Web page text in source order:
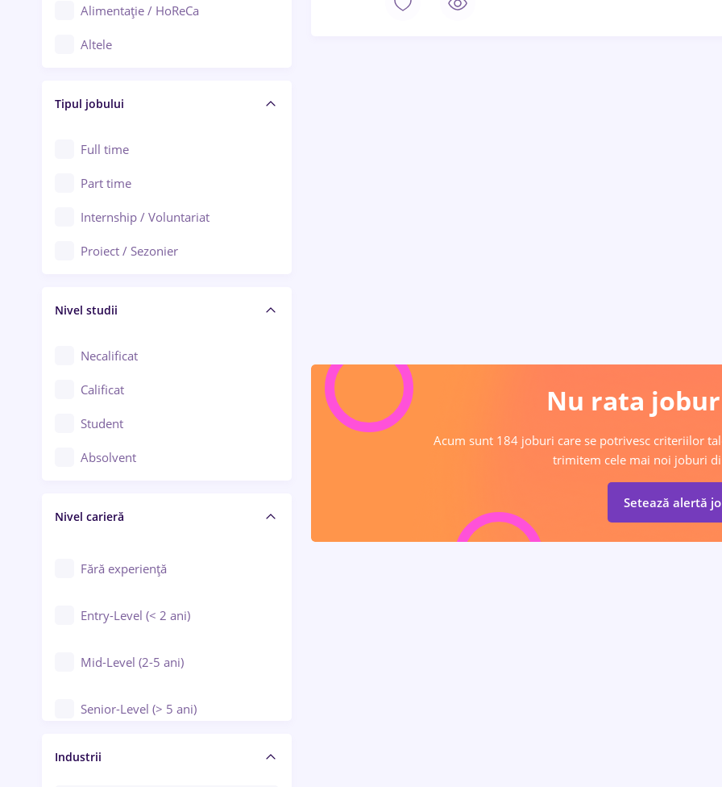
Arad
Baia Mare
Bârlad
Bistrița (Bistrița-Năsăud)
Alimentație / HoReCa
Altele
Asigurări
Au pair / Babysitter / Curățenie
Audit / Consultanță
Auto / Echipamente
Automatizări
Cercetare - dezvoltare
Chimie / Biochimie
Confecții / Design vestimentar
Construcții / Instalații
Controlul calității
Educație / Training / Arte
Tipul jobului
Full time
Part time
Internship / Voluntariat
Proiect / Sezonier
Nivel studii
Necalificat
Calificat
Student
Absolvent
Nivel carieră
Fără experiență
Entry-Level (< 2 ani)
Mid-Level (2-5 ani)
Senior-Level (> 5 ani)
Manager / Executiv
Industrii
Nu rata
Acum sunt 184 joburi care se potrivesc criteriilor
trimitem cele mai noi joburi
Setează alertă